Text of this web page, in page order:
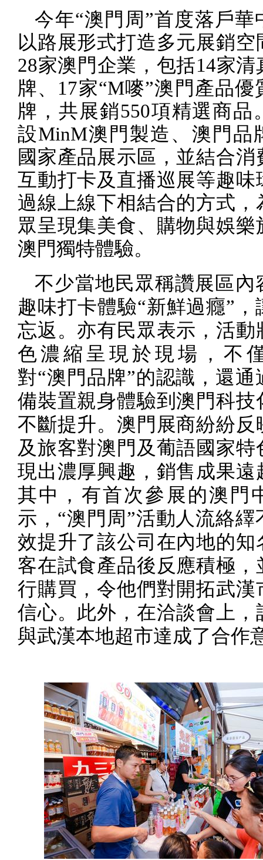
今年“澳門周”首度落戶華
以路展形式打造多元展銷空
28家澳門企業，包括14家清
牌、 17家“M嘜”澳門產品優
牌，共展銷550項精選商品
設MinM澳門製造、澳門品
國家產品展示區，並結合消
互動打卡及直播巡展等趣味
過線上線下相結合的方式，
眾呈現集美食、購物與娛樂
澳門獨特體驗。
不少當地民眾稱讚展區內
趣味打卡體驗“新鮮過癮”，
忘返。亦有民眾表示，活動
色濃縮呈現於現場，不
對“澳門品牌”的認識，還通
備裝置親身體驗到澳門科技
不斷提升。澳門展商紛紛反
及旅客對澳門及葡語國家特
現出濃厚興趣，銷售成果遠
其中，有首次參展的澳門
示，“澳門周”活動人流絡繹
效提升了該公司在內地的知
客在試食產品後反應積極，
行購買，令他們對開拓武漢
信心。此外，在洽談會上，
與武漢本地超市達成了合作